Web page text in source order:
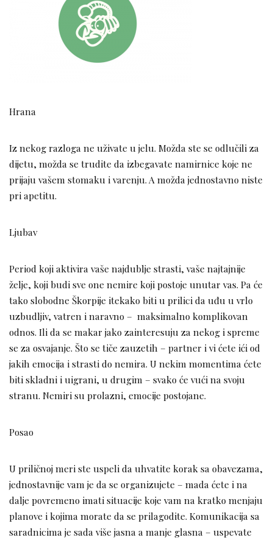
Hrana
Iz nekog razloga ne uživate u jelu. Možda ste se odlučili za
dijetu, možda se trudite da izbegavate namirnice koje ne
prijaju vašem stomaku i varenju. A možda jednostavno niste
pri apetitu.
Ljubav
Period koji aktivira vaše najdublje strasti, vaše najtajnije
želje, koji budi sve one nemire koji postoje unutar vas. Pa će
tako slobodne Škorpije itekako biti u prilici da uđu u vrlo
uzbudljiv, vatren i naravno – maksimalno komplikovan
odnos. Ili da se makar jako zainteresuju za nekog i spreme
se za osvajanje. Što se tiče zauzetih – partner i vi ćete ići od
jakih emocija i strasti do nemira. U nekim momentima ćete
biti skladni i uigrani, u drugim – svako će vući na svoju
stranu. Nemiri su prolazni, emocije postojane.
Posao
U priličnoj meri ste uspeli da uhvatite korak sa obavezama,
jednostavnije vam je da se organizujete – mada ćete i na
dalje povremeno imati situacije koje vam na kratko menjaju
planove i kojima morate da se prilagodite. Komunikacija sa
saradnicima je sada više jasna a manje glasna – uspevate